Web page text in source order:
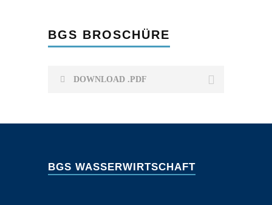
BGS BROSCHÜRE
DOWNLOAD .PDF
BGS WASSERWIRTSCHAFT